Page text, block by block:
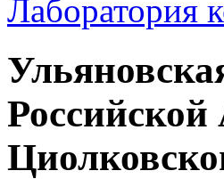
Лаборатория